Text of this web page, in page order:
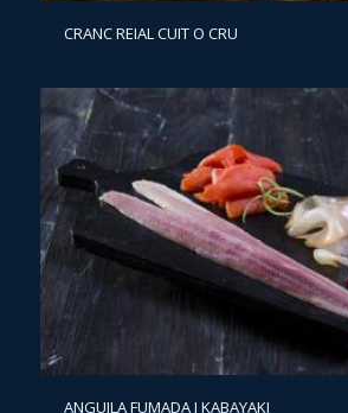
CRANC REIAL CUIT O CRU
ANGUILA FUMADA I KABAYAKI